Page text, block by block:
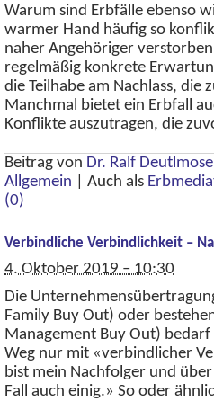
Warum sind Erbfälle ebenso
warmer Hand häufig so
naher Angehöriger
regelmäßig konkrete
die Teilhabe am Nachlass,
Manchmal bietet ein Erbfall
Konflikte auszutragen, die
Beitrag von Dr. Ralf
Allgemein
Auch als
(0)
Verbindliche Verbindlichkeit –
4. Oktober 2019 – 10:30
Die
Family Buy Out) oder
Management Buy Out) bedarf
Weg nur mit «verbindlicher
bist mein Nachfolger und
Fall auch einig.» So oder